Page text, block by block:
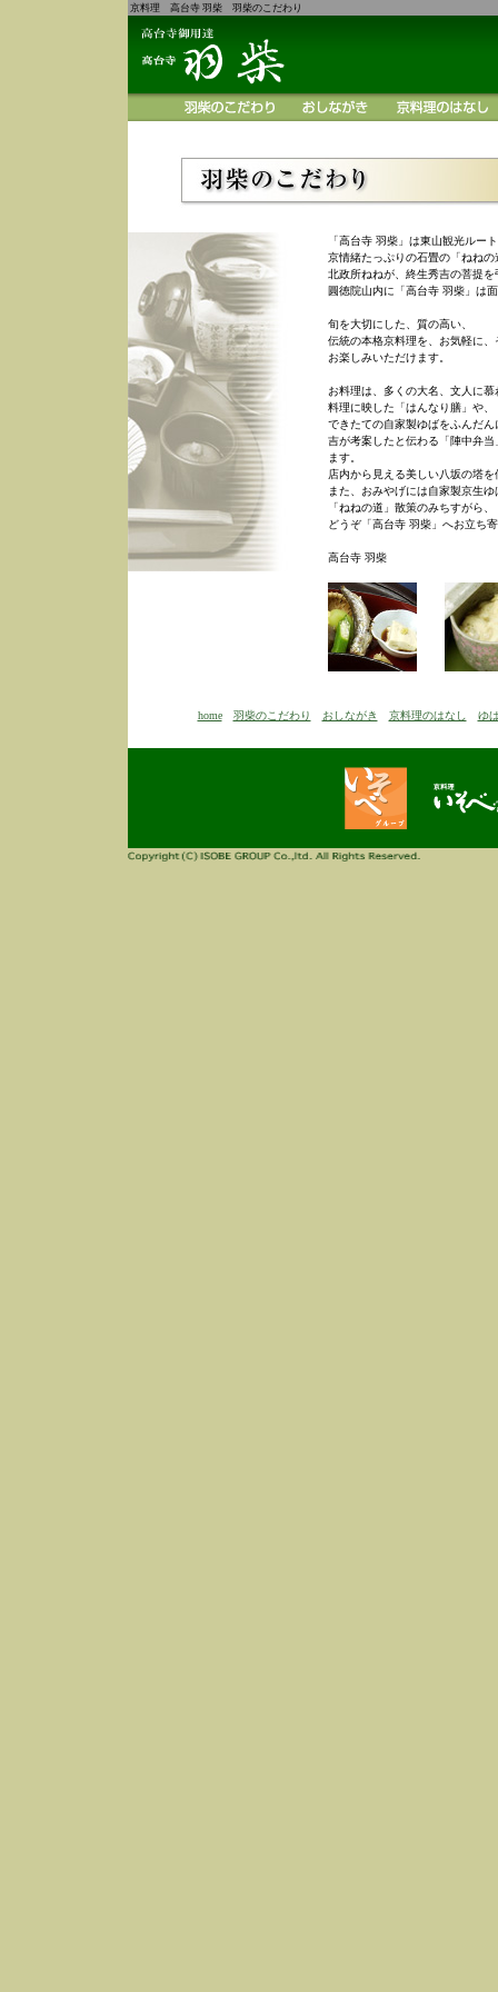
京料理 高台寺 羽柴 羽柴のこだわり
「高台寺 羽柴」は東山観光ルー
京情緒たっぷりの石畳の「ねね
北政所ねねが、終生秀吉の菩提
圓徳院山内に「高台寺 羽柴」は
旬を大切にした、質の高い、
伝統の本格京料理を、お気軽に
お楽しみいただけます。
お料理は、多くの大名、文人に
料理に映した「はんなり膳」や、
できたての自家製ゆばをふんだ
吉が考案したと伝わる「陣中弁
ます。
店内から見える美しい八坂の塔
また、おみやげには自家製京生
「ねねの道」散策のみちすがら、
どうぞ「高台寺 羽柴」へお立ち
高台寺 羽柴
home 羽柴のこだわり おしながき 京料理のはなし ゆ